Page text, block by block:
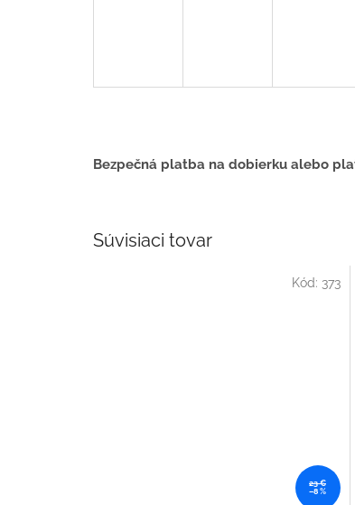
Bezpečná platba na dobierku alebo
Súvisiaci tovar
23 €
–8 %
Kód: 373